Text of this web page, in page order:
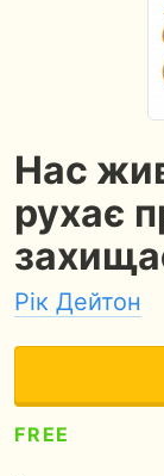
Нас
рухає
Рік Дейтон
FREE